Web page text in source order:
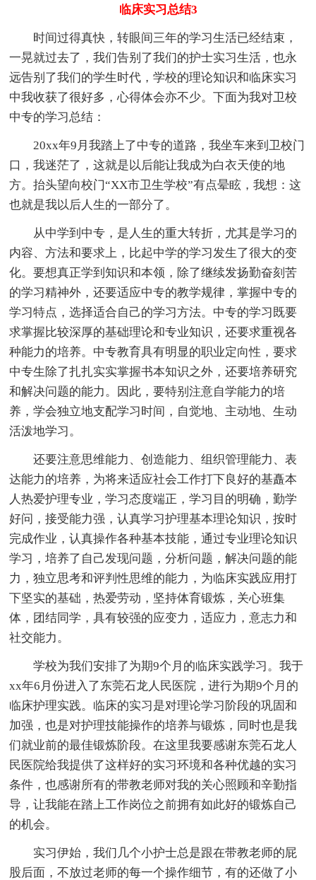
临床实习总结3
时间过得真快，转眼间三年的学习生活已经结束，
一晃就过去了，我们告别了我们的护士实习生活，也永
远告别了我们的学生时代，学校的理论知识和临床实习
中我收获了很好多，心得体会亦不少。下面为我对卫校
中专的学习总结：
20xx年9月我踏上了中专的道路，我坐车来到卫校门
口，我迷茫了，这就是以后能让我成为白衣天使的地
方。抬头望向校门“XX市卫生学校”有点晕眩，我想：这
也就是我以后人生的一部分了。
从中学到中专，是人生的重大转折，尤其是学习的
内容、方法和要求上，比起中学的学习发生了很大的变
化。要想真正学到知识和本领，除了继续发扬勤奋刻苦
的学习精神外，还要适应中专的教学规律，掌握中专的
学习特点，选择适合自己的学习方法。中专的学习既要
求掌握比较深厚的基础理论和专业知识，还要求重视各
种能力的培养。中专教育具有明显的职业定向性，要求
中专生除了扎扎实实掌握书本知识之外，还要培养研究
和解决问题的能力。因此，要特别注意自学能力的培
养，学会独立地支配学习时间，自觉地、主动地、生动
活泼地学习。
还要注意思维能力、创造能力、组织管理能力、表
达能力的培养，为将来适应社会工作打下良好的基矗本
人热爱护理专业，学习态度端正，学习目的明确，勤学
好问，接受能力强，认真学习护理基本理论知识，按时
完成作业，认真操作各种基本技能，通过专业理论知识
学习，培养了自己发现问题，分析问题，解决问题的能
力，独立思考和评判性思维的能力，为临床实践应用打
下坚实的基础，热爱劳动，坚持体育锻炼，关心班集
体，团结同学，具有较强的应变力，适应力，意志力和
社交能力。
学校为我们安排了为期9个月的临床实践学习。我于
xx年6月份进入了东莞石龙人民医院，进行为期9个月的
临床护理实践。临床的实习是对理论学习阶段的巩固和
加强，也是对护理技能操作的培养与锻炼，同时也是我
们就业前的最佳锻炼阶段。在这里我要感谢东莞石龙人
民医院给我提供了这样好的实习环境和各种优越的实习
条件，也感谢所有的带教老师对我的关心照顾和辛勤指
导，让我能在踏上工作岗位之前拥有如此好的锻炼自己
的机会。
实习伊始，我们几个小护士总是跟在带教老师的屁
股后面，不放过老师的每一个操作细节，有的还做了小